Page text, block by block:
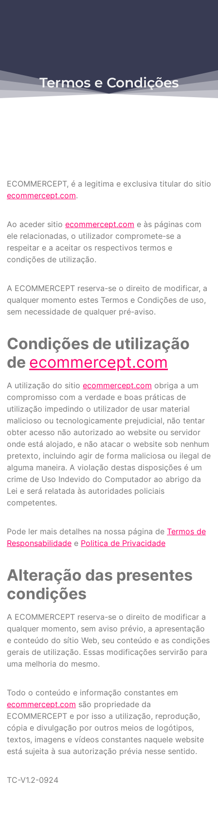
Termos e Condições
ECOMMERCEPT, é a legitima e exclusiva titular do sitio
ecommercept.com.
Ao aceder sitio ecommercept.com e às páginas com
ele relacionadas, o utilizador compromete-se a
respeitar e a aceitar os respectivos termos e
condições de utilização.
A ECOMMERCEPT reserva-se o direito de modificar, a
qualquer momento estes Termos e Condições de uso,
sem necessidade de qualquer pré-aviso.
Condições de utilização
de ecommercept.com
A utilização do sitio ecommercept.com obriga a um
compromisso com a verdade e boas práticas de
utilização impedindo o utilizador de usar material
malicioso ou tecnologicamente prejudicial, não tentar
obter acesso não autorizado ao website ou servidor
onde está alojado, e não atacar o website sob nenhum
pretexto, incluindo agir de forma maliciosa ou ilegal de
alguma maneira. A violação destas disposições é um
crime de Uso Indevido do Computador ao abrigo da
Lei e será relatada às autoridades policiais
competentes.
Pode ler mais detalhes na nossa página de Termos de
Responsabilidade e Politica de Privacidade
Alteração das presentes
condições
A ECOMMERCEPT reserva-se o direito de modificar a
qualquer momento, sem aviso prévio, a apresentação
e conteúdo do sítio Web, seu conteúdo e as condições
gerais de utilização. Essas modificações servirão para
uma melhoria do mesmo.
Todo o conteúdo e informação constantes em
ecommercept.com são propriedade da
ECOMMERCEPT e por isso a utilização, reprodução,
cópia e divulgação por outros meios de logótipos,
textos, imagens e vídeos constantes naquele website
está sujeita à sua autorização prévia nesse sentido.
TC-V1.2-0924